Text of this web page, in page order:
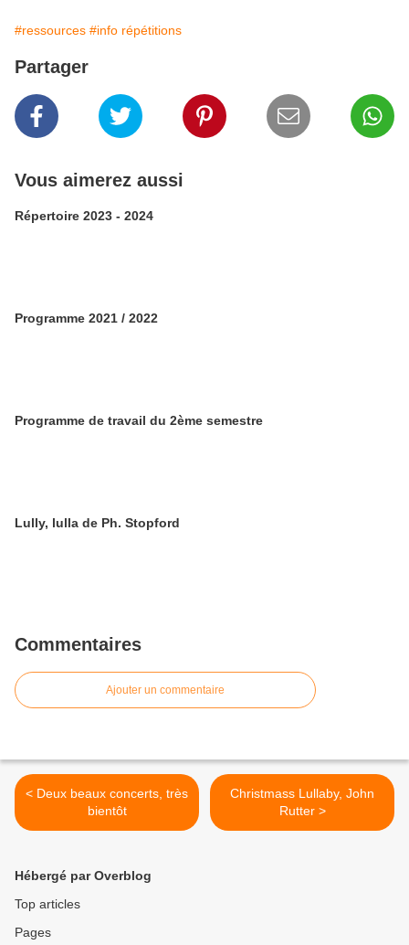
#ressources #info répétitions
Partager
Vous aimerez aussi
Répertoire 2023 - 2024
Programme 2021 / 2022
Programme de travail du 2ème semestre
Lully, lulla de Ph. Stopford
Commentaires
Ajouter un commentaire
< Deux beaux concerts, très
bientôt
Christmass Lullaby, John
Rutter >
Hébergé par Overblog
Top articles
Pages